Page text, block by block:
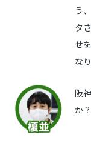
う
タ
せ
な
阪
か？